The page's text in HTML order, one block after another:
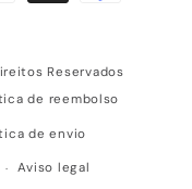
Reservados
de reembolso
de envio
Aviso legal